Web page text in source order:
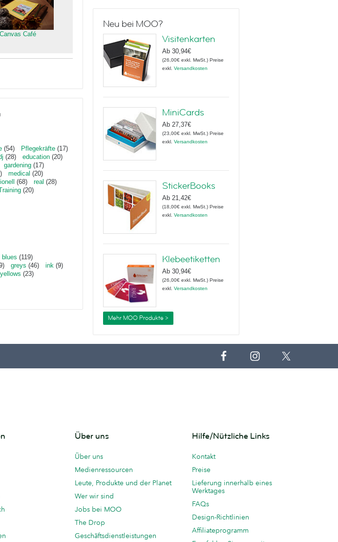
Café
(54) Pflegekräfte (17)
(28) education (20)
gardening (17)
medical (20)
(68) real (28)
(20)
blues (119)
greys (46) ink (9)
yellows (23)
Neu bei MOO?
Visitenkarten
Ab 30,94€
(26,00€ exkl. MwSt. ) Preise
exkl. Versandkosten
MiniCards
Ab 27,37€
(23,00€ exkl. MwSt. ) Preise
exkl. Versandkosten
StickerBooks
Ab 21,42€
(18,00€ exkl. MwSt. ) Preise
exkl. Versandkosten
Klebeetiketten
Ab 30,94€
(26,00€ exkl. MwSt. ) Preise
exkl. Versandkosten
Mehr MOO Produkte >
Über uns
Über uns
Medienressourcen
Leute, Produkte und der Planet
Wer wir sind
Jobs bei MOO
The Drop
Geschäftsdienstleistungen
Hilfe/Nützliche Links
Kontakt
Preise
Lieferung innerhalb eines
Werktages
FAQs
Design-Richtlinien
Affiliateprogramm